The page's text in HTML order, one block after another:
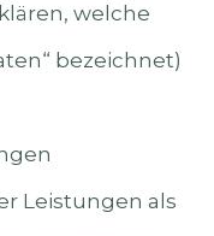
welche
bezeichnet)
Leistungen als